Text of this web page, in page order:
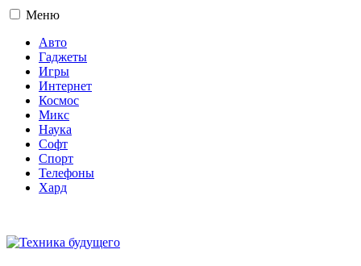
Меню
Авто
Гаджеты
Игры
Интернет
Космос
Микс
Наука
Софт
Спорт
Телефоны
Хард